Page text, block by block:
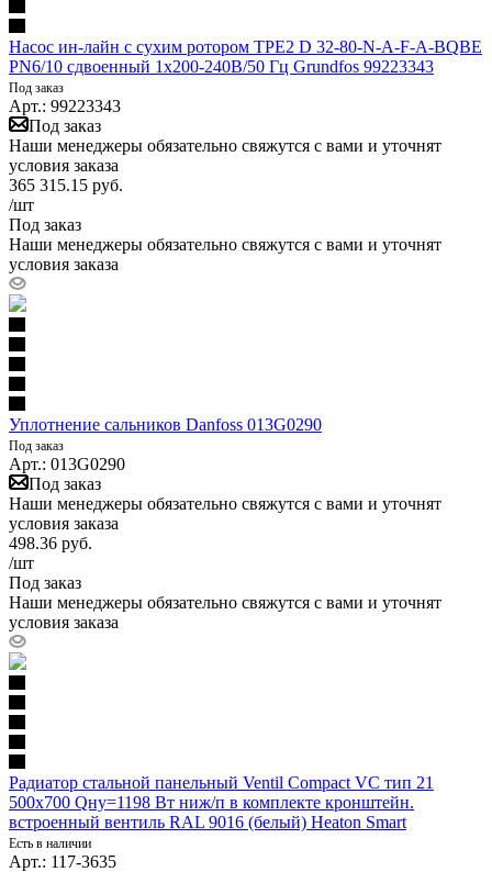
Насос ин-лайн с сухим ротором TPE2 D 32-80-N-A-F-A-BQBE
PN6/10 сдвоенный 1х200-240В/50 Гц Grundfos 99223343
Под заказ
Арт.: 99223343
Под заказ
Наши менеджеры обязательно свяжутся с вами и уточнят
условия заказа
365 315.15 руб.
/шт
Под заказ
Наши менеджеры обязательно свяжутся с вами и уточнят
условия заказа
Уплотнение сальников Danfoss 013G0290
Под заказ
Арт.: 013G0290
Под заказ
Наши менеджеры обязательно свяжутся с вами и уточнят
условия заказа
498.36 руб.
/шт
Под заказ
Наши менеджеры обязательно свяжутся с вами и уточнят
условия заказа
Радиатор стальной панельный Ventil Compact VC тип 21
500х700 Qну=1198 Вт ниж/п в комплекте кронштейн.
встроенный вентиль RAL 9016 (белый) Heaton Smart
Есть в наличии
Арт.: 117-3635